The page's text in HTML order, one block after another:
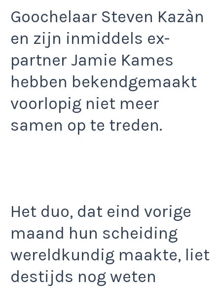
Goochelaar Steven Kazàn
en zijn inmiddels ex-
partner Jamie Kames
hebben bekendgemaakt
voorlopig niet meer
samen op te treden.
Het duo, dat eind vorige
maand hun scheiding
wereldkundig maakte, liet
destijds nog weten